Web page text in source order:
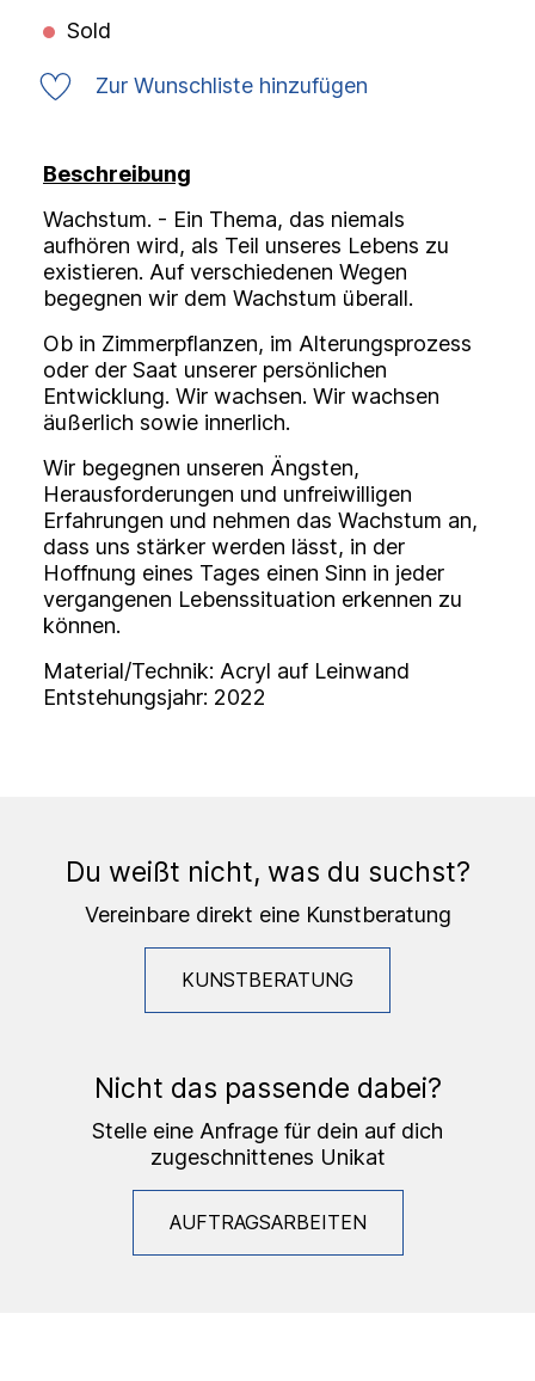
Sold
Zur Wunschliste hinzufügen
Beschreibung
Wachstum. - Ein Thema, das niemals
aufhören wird, als Teil unseres Lebens zu
existieren. Auf verschiedenen Wegen
begegnen wir dem Wachstum überall.
Ob in Zimmerpflanzen, im Alterungsprozess
oder der Saat unserer persönlichen
Entwicklung. Wir wachsen. Wir wachsen
äußerlich sowie innerlich.
Wir begegnen unseren Ängsten,
Herausforderungen und unfreiwilligen
Erfahrungen und nehmen das Wachstum an,
dass uns stärker werden lässt, in der
Hoffnung eines Tages einen Sinn in jeder
vergangenen Lebenssituation erkennen zu
können.
Material/Technik: Acryl auf Leinwand
Entstehungsjahr: 2022
Du weißt nicht, was du suchst?
Vereinbare direkt eine Kunstberatung
KUNSTBERATUNG
Nicht das passende dabei?
Stelle eine Anfrage für dein auf dich
zugeschnittenes Unikat
AUFTRAGSARBEITEN